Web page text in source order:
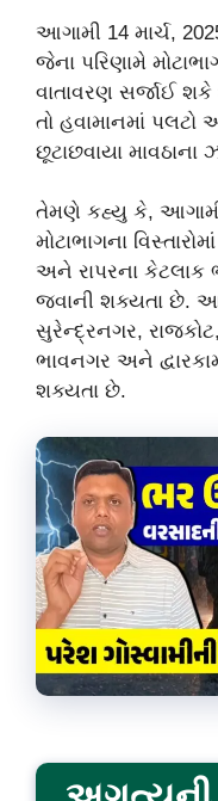
આગામી 14 માર્ચ,
જેના પરિણામે
વાતાવરણ સર્જાઈ
તો હવામાનમાં
છૂટાછવાયા માવઠાના
તેમણે કહ્યુ કે, આગામી
મોટાભાગના
અને રાપરના કેટલાક
જવાની શક્યતા છે. આ
સુરેન્દ્રનગર,
ભાવનગર અને
શક્યતા છે.